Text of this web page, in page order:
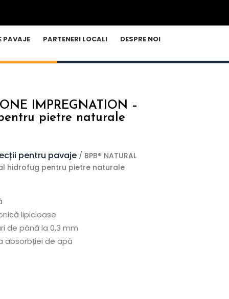
PAVAJE PARTENERI LOCALI DESPRE NOI
IMPREGNATION –
pietre naturale
pentru pavaje / BPB® NATURAL
hidrofug pentru pietre naturale
lipicioase
de până la 0,3 mm
absorbției de apă